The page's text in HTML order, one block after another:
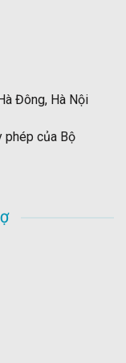
Đông, Hà Nội
phép của Bộ